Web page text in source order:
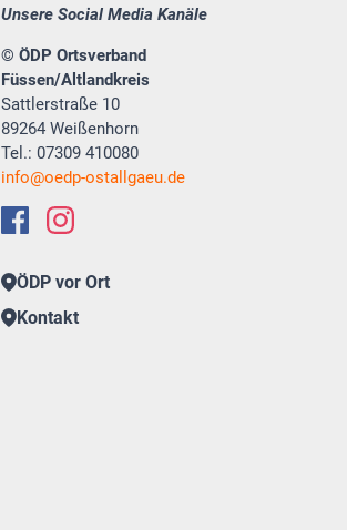
Unsere Social Media Kanäle
© ÖDP Ortsverband
Füssen/Altlandkreis
Sattlerstraße 10
89264 Weißenhorn
Tel.: 07309 410080
info
oedp-ostallgaeu.de
ÖDP vor Ort
Kontakt